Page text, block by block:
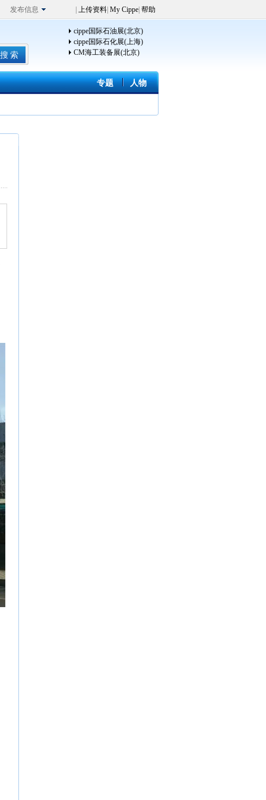
发布信息 上传资料 My Cippe 帮助
cippe国际石油展(北京)
cippe国际石化展(上海)
CM海工装备展(北京)
专题 人物